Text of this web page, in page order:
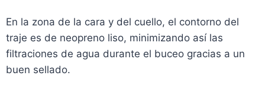
En la zona de la cara y del cuello, el contorno del
traje es de neopreno liso, minimizando así las
filtraciones de agua durante el buceo gracias a un
buen sellado.